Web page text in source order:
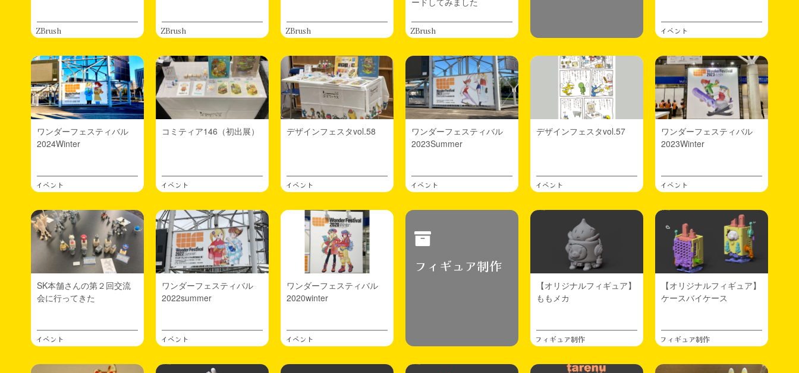
-4月イラスト本vol2の制作
-5月TVゲーム”エルデンリング”にはまる
獲JK」発売、3DプリンターA1mini導入
-7月WF出展、ソフビ1周年、LAでソフビ委託販売
-8月”エルデンリング”やっとクリア
-9月作るガレキのサイズが大きくなり始める
-10月新作FIG「エンドロール」、カリフェス出展
-11月布モノにはまる
-12月布を使ったフィギュア制作、タレヌーのぬい
ぐるみ制作、ソフビ損益分岐到達感謝祭
個展開催にあこがれて。仲良くさせて頂いている
作家さんの個展を見に行ってお話も聞いて僕も一
度やってみようと思って帰ってすぐギャラリーを
検索。
東京の吉祥寺によさそうなところを発見。複数日
が基本の貸しギャラリー界隈で一日だけでOKなと
ころがよかったので。あとはえいやで申し込むだ
けー。
2025.11.12 マシーネン
寝かしてたうさーねんを塗りましたメイキング
ZBrush ZBrush ZBrush ZBrush イベント
ワンダーフェスティバル
2024Winter
イベント
コミティア146（初出展）
イベント
デザインフェスタvol.58
イベント
ワンダーフェスティバル
2023Summer
イベント
デザインフェスタvol.57
イベント
ワンダーフェスティバル
2023Winter
イベント
SK本舗さんの第２回交流
会に行ってきた
イベント
ワンダーフェスティバル
2022summer
イベント
ワンダーフェスティバル
2020winter
イベント
フィギュア制作
【オリジナルフィギュア】
ももメカ
フィギュア制作
【オリジナルフィギュア】
ケースバイケース
フィギュア制作